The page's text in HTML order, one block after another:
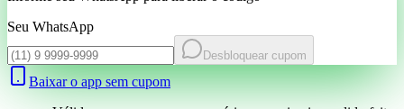
Seu WhatsApp
Desbloquear cupom
Baixar o app sem cupom